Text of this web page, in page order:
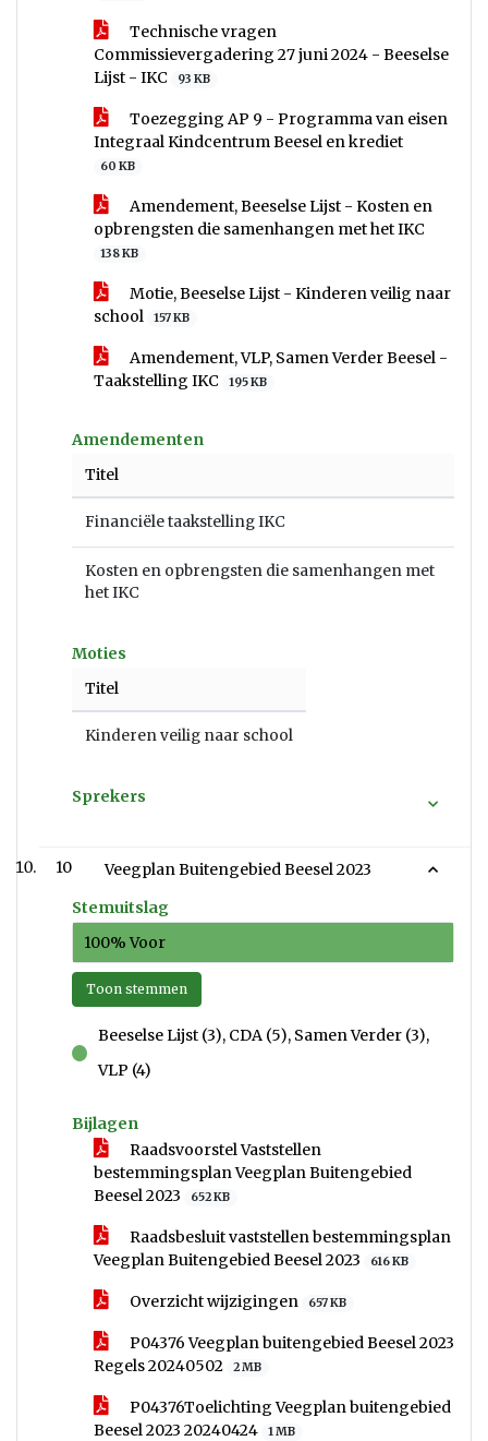
Technische vragen
Commissievergadering 27 juni 2024 - Beeselse
Lijst - IKC
93 KB
Toezegging AP 9 - Programma van eisen
Integraal Kindcentrum Beesel en krediet
60 KB
Amendement, Beeselse Lijst - Kosten en
opbrengsten die samenhangen met het IKC
138 KB
Motie, Beeselse Lijst - Kinderen veilig naar
school
157 KB
Amendement, VLP, Samen Verder Beesel -
Taakstelling IKC
195 KB
Amendementen
Titel
Financiële taakstelling IKC
Kosten en opbrengsten die samenhangen met
het IKC
Moties
Titel
Kinderen veilig naar school
Sprekers
10
Veegplan Buitengebied Beesel 2023
Stemuitslag
100% Voor
Toon stemmen
voor
Beeselse Lijst (3), CDA (5), Samen Verder (3),
VLP (4)
Bijlagen
Raadsvoorstel Vaststellen
bestemmingsplan Veegplan Buitengebied
Beesel 2023
652 KB
Raadsbesluit vaststellen bestemmingsplan
Veegplan Buitengebied Beesel 2023
616 KB
Overzicht wijzigingen 657 KB
P04376 Veegplan buitengebied Beesel 2023
Regels 20240502
2 MB
P04376Toelichting Veegplan buitengebied
Beesel 2023 20240424
1 MB